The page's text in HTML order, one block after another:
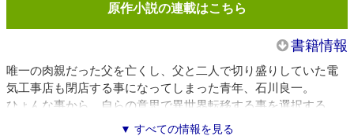
原作小説の連載はこちら
書籍情報
唯一の肉親だった父を亡くし、父と二人で切り盛りしていた電
気工事店も閉店する事になってしまった青年、石川良一。
ひょんな事から、自らの意思で異世界転移する事を選択する。
ぶらり旅する第二の人生……のはずだったが、困っている人は
▼ すべての情報を見る